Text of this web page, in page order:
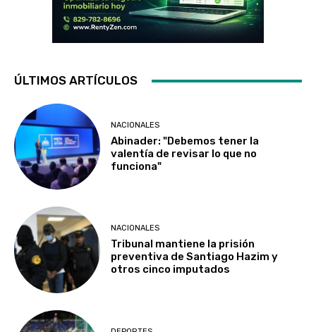
ÚLTIMOS ARTÍCULOS
NACIONALES
Abinader: "Debemos tener la
valentía de revisar lo que no
funciona"
NACIONALES
Tribunal mantiene la prisión
preventiva de Santiago Hazim y
otros cinco imputados